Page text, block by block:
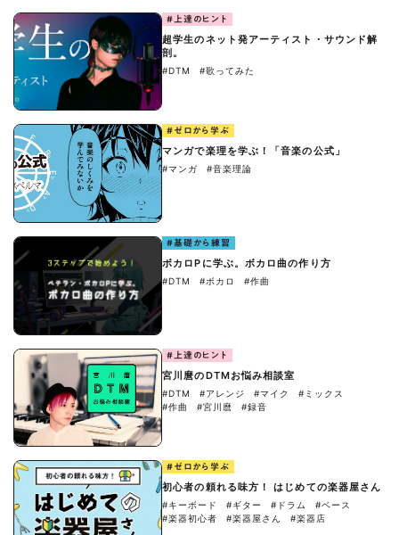
#上達のヒント
超学生のネット発アーティスト・サウンド解
剖。
#DTM #歌ってみた
#ゼロから学ぶ
マンガで楽理を学ぶ！「音楽の公式」
#マンガ #音楽理論
#基礎から練習
ボカロPに学ぶ。ボカロ曲の作り方
#DTM #ボカロ #作曲
#上達のヒント
宮川麿のDTMお悩み相談室
#DTM #アレンジ #マイク
#ミックス
#作曲
#宮川麿 #録音
#ゼロから学ぶ
初心者の頼れる味方！ はじめての楽器屋さん
#キーボード #ギター #ドラム
#ベース
#楽器初心者
#楽器屋さん #楽器店